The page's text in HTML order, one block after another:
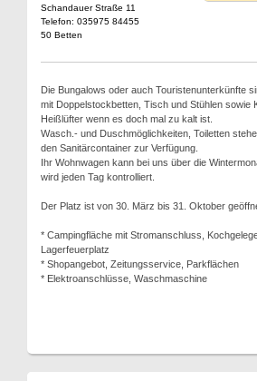
Schandauer Straße 11
Telefon: 035975 84455
50 Betten
Die Bungalows oder auch Touristenunterkünfte
mit Doppelstockbetten, Tisch und Stühlen sowie
Heißlüfter wenn es doch mal zu kalt ist.
Wasch.- und Duschmöglichkeiten, Toiletten
den Sanitärcontainer zur Verfügung.
Ihr Wohnwagen kann bei uns über die
wird jeden Tag kontrolliert.
Der Platz ist von 30. März bis 31. Oktober
* Campingfläche mit Stromanschluss,
Lagerfeuerplatz
* Shopangebot, Zeitungsservice, Parkflächen
* Elektroanschlüsse, Waschmaschine